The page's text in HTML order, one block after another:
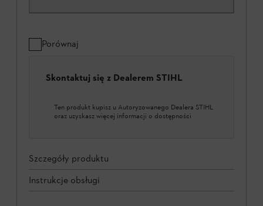
Porównaj
Skontaktuj się z Dealerem STIHL
Ten produkt kupisz u Autoryzowanego Dealera STIHL
oraz uzyskasz więcej informacji o dostępności
Szczegóły produktu
Instrukcje obsługi